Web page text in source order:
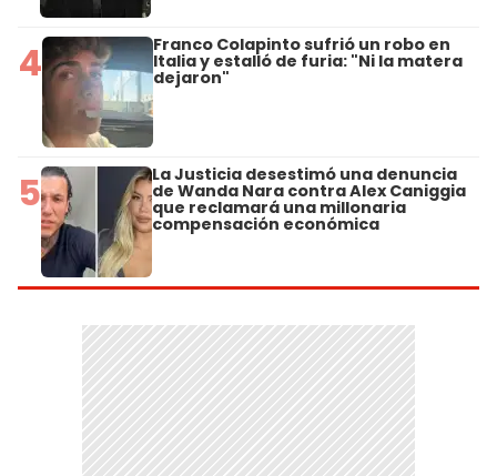
4 Franco Colapinto sufrió un robo en
Italia y estalló de furia: "Ni la matera
dejaron"
5 La Justicia desestimó una denuncia
de Wanda Nara contra Alex Caniggia
que reclamará una millonaria
compensación económica